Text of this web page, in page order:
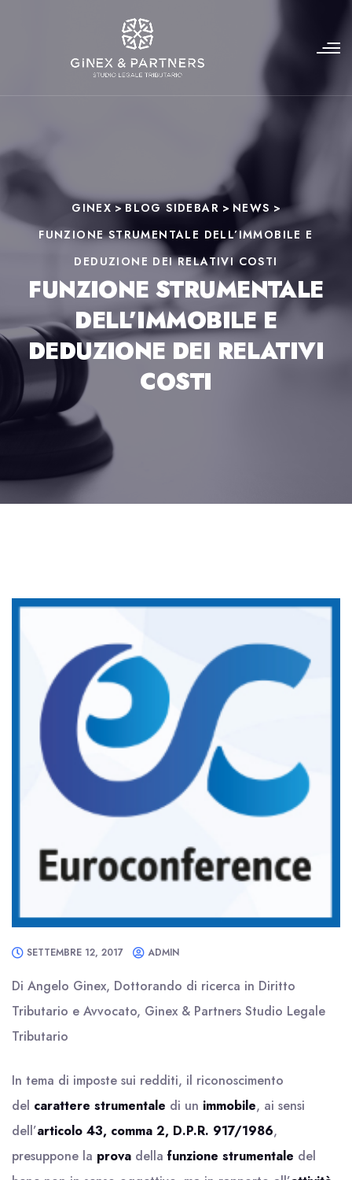
GINEX>BLOG SIDEBAR > NEWS >
FUNZIONE STRUMENTALE DELL’IMMOBILE E
DEDUZIONE DEI RELATIVI COSTI
FUNZIONE STRUMENTALE
DELL’IMMOBILE E
DEDUZIONE DEI RELATIVI
COSTI
SETTEMBRE 12, 2017 ADMIN
Di Angelo Ginex, Dottorando di ricerca in Diritto
Tributario e Avvocato, Ginex & Partners Studio Legale
Tributario
In tema di imposte sui redditi, il riconoscimento
del carattere strumentale di un immobile, ai sensi
dell’articolo 43, comma 2, D.P.R. 917/1986,
presuppone la prova della funzione strumentale del